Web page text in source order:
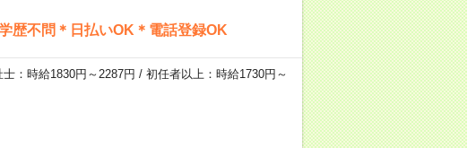
歴不問＊日払いOK＊電話登録OK
：時給1830円～2287円 / 初任者以上：時給1730円～